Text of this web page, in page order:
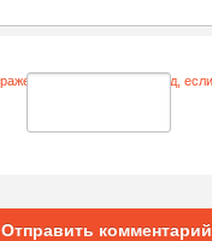
Отправить комментарий